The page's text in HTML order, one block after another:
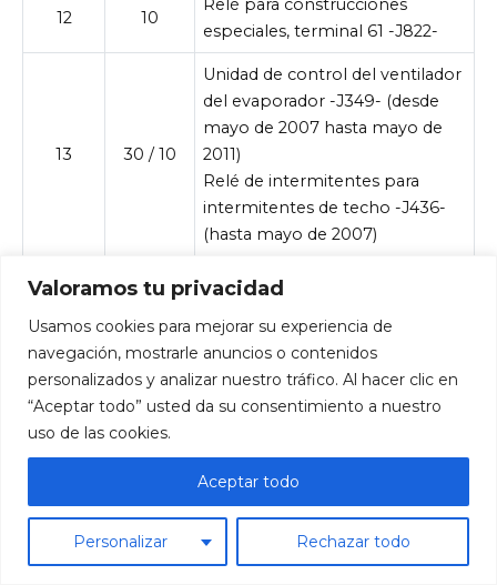
Valoramos tu privacidad
Usamos cookies para mejorar su experiencia de
navegación, mostrarle anuncios o contenidos
personalizados y analizar nuestro tráfico. Al hacer clic en
“Aceptar todo” usted da su consentimiento a nuestro
uso de las cookies.
Personalizar Rechazar todo
Aceptar todo
12 10
especiales, terminal 61 -J822-
13 30 / 10
Unidad de control del ventilador
del evaporador -J349- (desde
mayo de 2007 hasta mayo de
2011)
Relé de intermitentes para
intermitentes de techo -J436-
(hasta mayo de 2007)
14 20
Centralita detector de remolque
2006)
Conector de 9 polos -T9b-
(Preparación para enganche de
remolque a partir de
Toma de remolque -U10- (A
partir de septiembre de 2006)
25
Centralita detector remolque -
J345-